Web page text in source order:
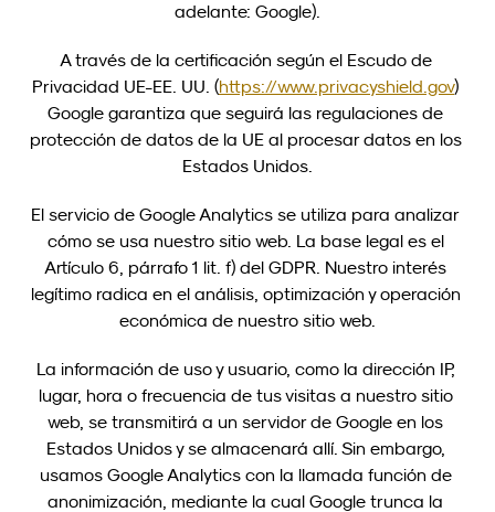
adelante: Google).
A través de la certificación según el Escudo de
Privacidad UE-EE. UU. (https://www.privacyshield.gov)
Google garantiza que seguirá las regulaciones de
protección de datos de la UE al procesar datos en los
Estados Unidos.
El servicio de Google Analytics se utiliza para analizar
cómo se usa nuestro sitio web. La base legal es el
Artículo 6, párrafo 1 lit. f) del GDPR. Nuestro interés
legítimo radica en el análisis, optimización y operación
económica de nuestro sitio web.
La información de uso y usuario, como la dirección IP,
lugar, hora o frecuencia de tus visitas a nuestro sitio
web, se transmitirá a un servidor de Google en los
Estados Unidos y se almacenará allí. Sin embargo,
usamos Google Analytics con la llamada función de
anonimización, mediante la cual Google trunca la